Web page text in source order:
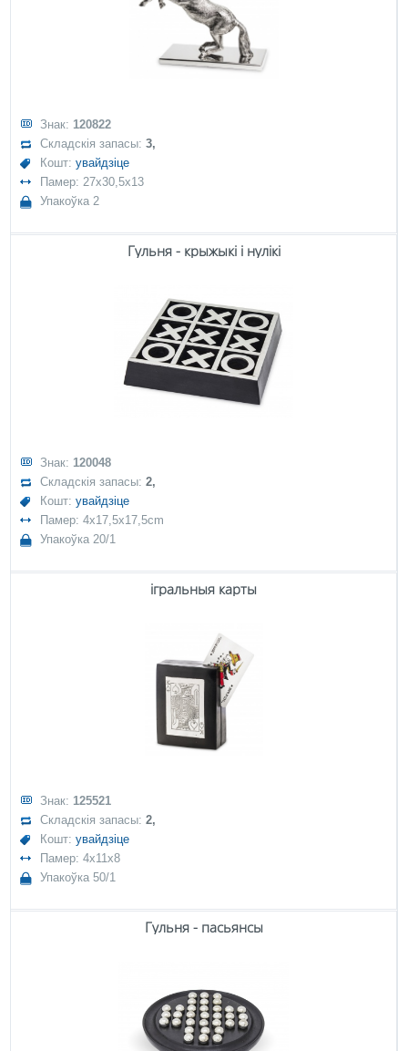
Знак: 120822
Складскія запасы:3,
Кошт:увайдзіце
Памер: 27x30,5x13
Упакоўка 2
Гульня - крыжыкі і нулікі
Знак: 120048
Складскія запасы:2,
Кошт:увайдзіце
Памер: 4x17,5x17,5cm
Упакоўка 20/1
ігральныя карты
Знак: 125521
Складскія запасы:2,
Кошт:увайдзіце
Памер: 4x11x8
Упакоўка 50/1
Гульня - пасьянсы